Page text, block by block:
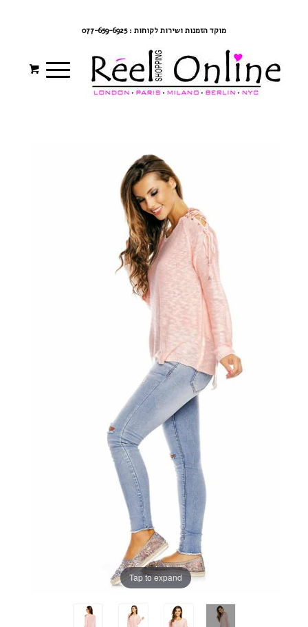
מוקד הזמנות ושירות לקוחות : 077-659-6925
Tap to expand